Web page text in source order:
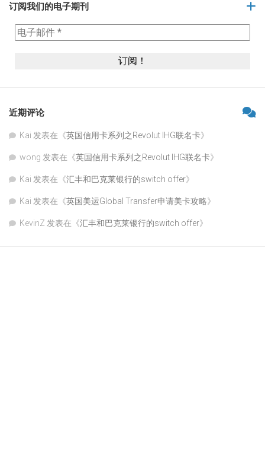
订阅我们的电子期刊
近期评论
Kai 发表在《英国信用卡系列之Revolut IHG联名卡》
wong 发表在《英国信用卡系列之Revolut IHG联名卡》
Kai 发表在《汇丰和巴克莱银行的switch offer》
Kai 发表在《英国美运Global Transfer申请美卡攻略》
KevinZ 发表在《汇丰和巴克莱银行的switch offer》